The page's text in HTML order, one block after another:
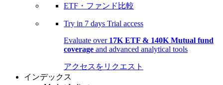
ETF・ファンド比較
Try in 7 days Trial access
Evaluate over 17K ETF & 140K Mutual fund
coverage and advanced analytical tools
アクセスをリクエスト
インデックス